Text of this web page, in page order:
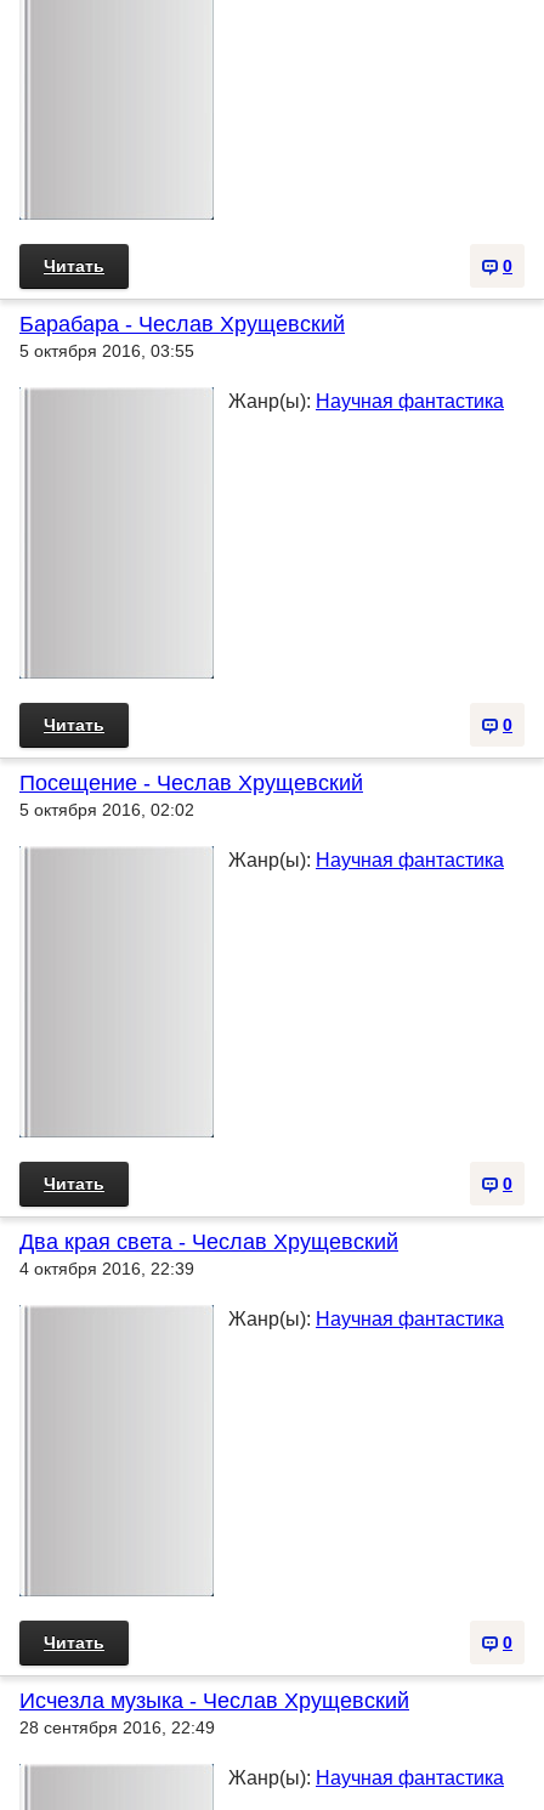
0
Читать
Барабара - Чеслав Хрущевский
5 октября 2016, 03:55
Жанр(ы): Научная фантастика
0
Читать
Посещение - Чеслав Хрущевский
5 октября 2016, 02:02
Жанр(ы): Научная фантастика
0
Читать
Два края света - Чеслав Хрущевский
4 октября 2016, 22:39
Жанр(ы): Научная фантастика
0
Читать
Исчезла музыка - Чеслав Хрущевский
28 сентября 2016, 22:49
Жанр(ы): Научная фантастика